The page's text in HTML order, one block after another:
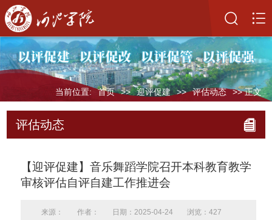
当前位置: 首页 >> 迎评促建 >> 评估动态 >> 正文
评估动态
【迎评促建】音乐舞蹈学院召开本科教育教学
审核评估自评自建工作推进会
来源： 作者： 日期：2025-04-24 浏览： 427